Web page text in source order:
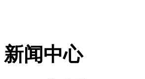
新闻中心